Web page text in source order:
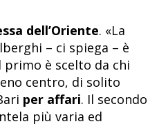
dell’Oriente. «La
– ci spiega – è
primo è scelto da chi
centro, di solito
per affari. Il secondo
più varia ed